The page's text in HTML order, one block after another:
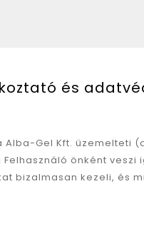
és
Alba-Gel Kft. üzemelteti
önként
bizalmasan kezeli, és